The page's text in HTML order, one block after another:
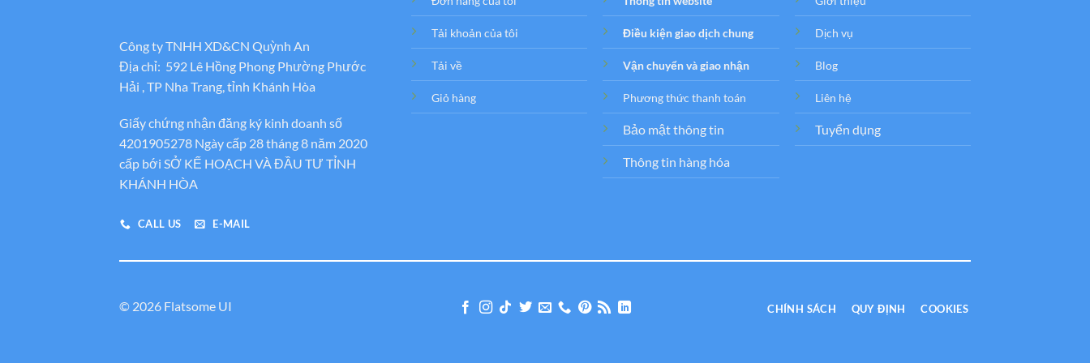
Công ty TNHH XD&CN Quỳnh An
Địa chỉ: 592 Lê Hồng Phong Phường Phước
Hải , TP Nha Trang, tỉnh Khánh Hòa
Giấy chứng nhận đăng ký kinh doanh số
4201905278 Ngày cấp 28 tháng 8 năm 2020
cấp bới SỞ KẾ HOẠCH VÀ ĐẦU TƯ TỈNH
KHÁNH HÒA
CALL US E-MAIL
Tải khoản của tôi
Tải về
Giỏ hàng
Điều kiện giao dịch chung
Vận chuyển và giao nhận
Phương thức thanh toán
Bảo mật thông tin
Thông tin hàng hóa
Dịch vụ
Blog
Liên hệ
Tuyển dụng
© 2026 Flatsome UI CHÍNH SÁCH QUY ĐỊNH COOKIES